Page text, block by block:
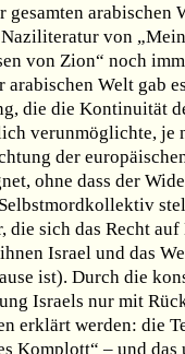
gesamten arabischen
von
von Zion“ noch
Welt gab
die die Kontinuität
verunmöglichte, je
der
ohne dass der
die sich das Recht
Israel und das
ist). Durch die
Israels nur mit
erklärt werden: die
Komplott“ – und das